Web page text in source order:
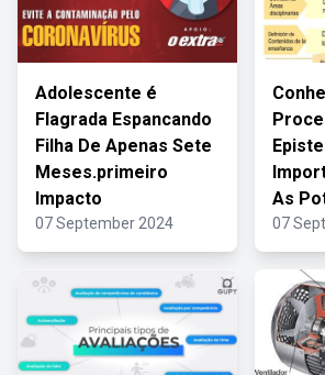
Adolescente é
Flagrada Espancando
Filha De Apenas Sete
Meses.primeiro
Impacto
07 September 2024
As
07